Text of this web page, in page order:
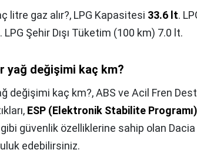
litre gaz alır?, LPG Kapasitesi 33.6 lt.
Şehir Dışı Tüketim (100 km) 7.0 lt.
yağ değişimi kaç km?
değişimi kaç km?,ABS ve Acil Fren
ESP (Elektronik Stabilite Programı)
güvenlik özelliklerine sahip olan Dacia
edebilirsiniz.